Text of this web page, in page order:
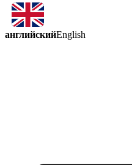
английскийEnglish